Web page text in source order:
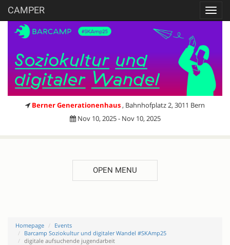
CAMPER
Berner Generationenhaus , Bahnhofplatz 2, 3011 Bern
Nov 10, 2025 - Nov 10, 2025
OPEN MENU
Homepage
Events
Barcamp Soziokultur und digitaler Wandel #SKAmp25
digitale aufsuchende jugendarbeit